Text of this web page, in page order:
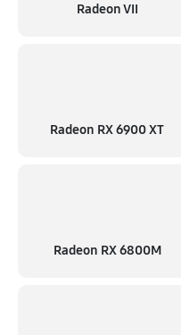
Radeon VII
Radeon RX 6900 XT
Radeon RX 6800M